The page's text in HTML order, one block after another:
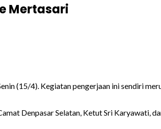
Mertasari
(15/4). Kegiatan pengerjaan ini sendiri
Denpasar Selatan, Ketut Sri Karyawati,